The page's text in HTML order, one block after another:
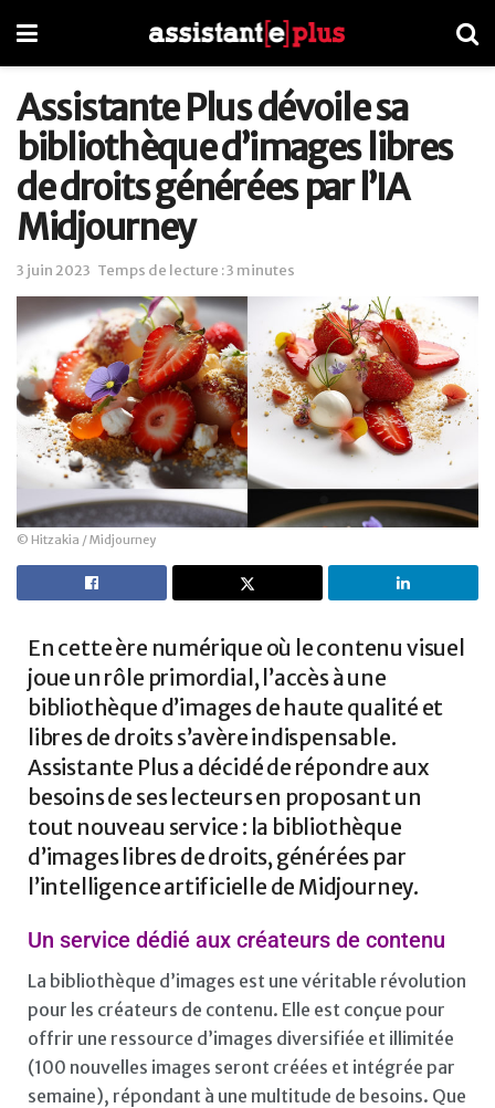
Assistante Plus dévoile sa
bibliothèque d’images libres
de droits générées par l’IA
Midjourney
3 juin 2023 Temps de lecture : 3 minutes
© Hitzakia / Midjourney
En cette ère numérique où le contenu visuel
joue un rôle primordial, l’accès à une
bibliothèque d’images de haute qualité et
libres de droits s’avère indispensable.
Assistante Plus a décidé de répondre aux
besoins de ses lecteurs en proposant un
tout nouveau service : la bibliothèque
d’images libres de droits, générées par
l’intelligence artificielle de Midjourney.
Un service dédié aux créateurs de contenu
La bibliothèque d’images est une véritable révolution
pour les créateurs de contenu. Elle est conçue pour
offrir une ressource d’images diversifiée et illimitée
(100 nouvelles images seront créées et intégrée par
semaine), répondant à une multitude de besoins. Que